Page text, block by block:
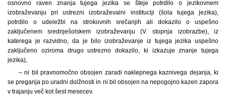
osnovno raven znanja tujega jezika se šteje potrdilo o jezikovnem
izobraževanju pri ustrezni izobraževalni instituciji (šola tujega jezika),
potrdilo o udeležbi na strokovnih srečanjih ali dokazilo o uspešno
zaključenem srednješolskem izobraževanju (V. stopnja izobrazbe), iz
katerega je razvidno, da je bilo izobraževanje iz tujega jezika uspešno
zaključeno oziroma drugo ustrezno dokazilo, ki izkazuje znanje tujega
jezika),
– ni bil pravnomočno obsojen zaradi naklepnega kaznivega dejanja, ki
se preganja po uradni dolžnosti in ni bil obsojen na nepogojno kazen zapora
v trajanju več kot šest mesecev.